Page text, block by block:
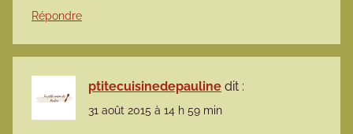
Répondre
ptitecuisinedepauline dit :
31 août 2015 à 14 h 59 min